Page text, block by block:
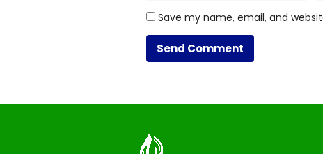
Save my name, email, and